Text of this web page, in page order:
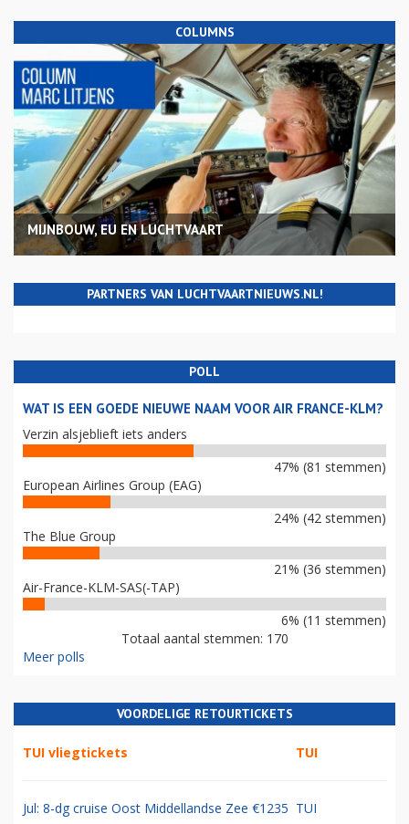
COLUMNS
MIJNBOUW, EU EN LUCHTVAART
PARTNERS VAN LUCHTVAARTNIEUWS.NL!
POLL
WAT IS EEN GOEDE NIEUWE NAAM VOOR AIR FRANCE-KLM?
Verzin alsjeblieft iets anders
47% (81 stemmen)
European Airlines Group (EAG)
24% (42 stemmen)
The Blue Group
21% (36 stemmen)
Air-France-KLM-SAS(-TAP)
6% (11 stemmen)
Totaal aantal stemmen: 170
Meer polls
VOORDELIGE RETOURTICKETS
TUI vliegtickets TUI
Jul: 8-dg cruise Oost Middellandse Zee €1235 TUI